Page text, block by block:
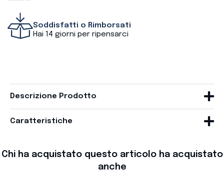
Soddisfatti o Rimborsati
Hai 14 giorni per ripensarci
Descrizione Prodotto
Caratteristiche
Chi ha acquistato questo articolo ha acquistato
anche